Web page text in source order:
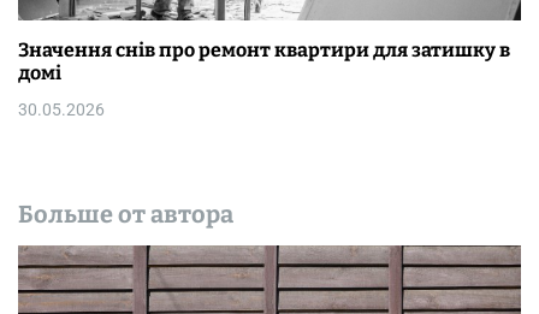
Значення снів про ремонт квартири для затишку в
домі
30.05.2026
Больше от автора